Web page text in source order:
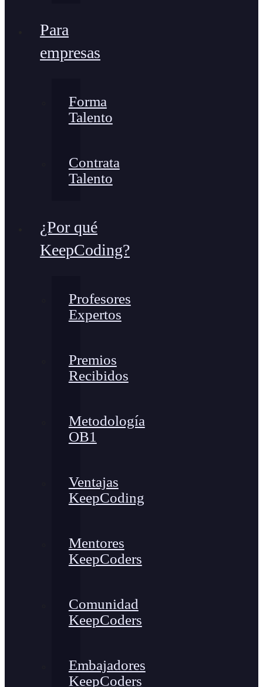
Para
empresas
Forma
Talento
Contrata
Talento
¿Por qué
KeepCoding?
Profesores
Expertos
Premios
Recibidos
Metodología
OB1
Ventajas
KeepCoding
Mentores
KeepCoders
Comunidad
KeepCoders
Embajadores
KeepCoders